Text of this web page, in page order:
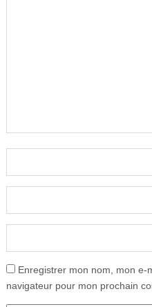
Enregistrer mon nom, mon e-
navigateur pour mon prochain